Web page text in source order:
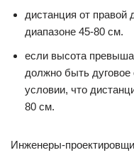
дистанция от правой
диапазоне 45-80 см.
если высота
должно быть
условии, что
80 см.
Инженеры-